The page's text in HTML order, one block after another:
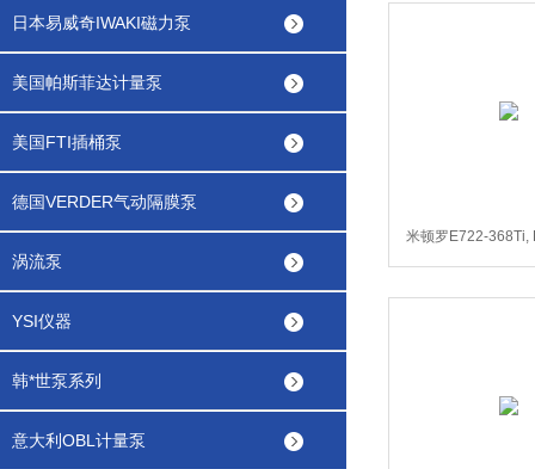
日本易威奇IWAKI磁力泵
美国帕斯菲达计量泵
美国FTI插桶泵
德国VERDER气动隔膜泵
涡流泵
YSI仪器
韩*世泵系列
意大利OBL计量泵
米顿罗E722-368Ti,
E722-277,